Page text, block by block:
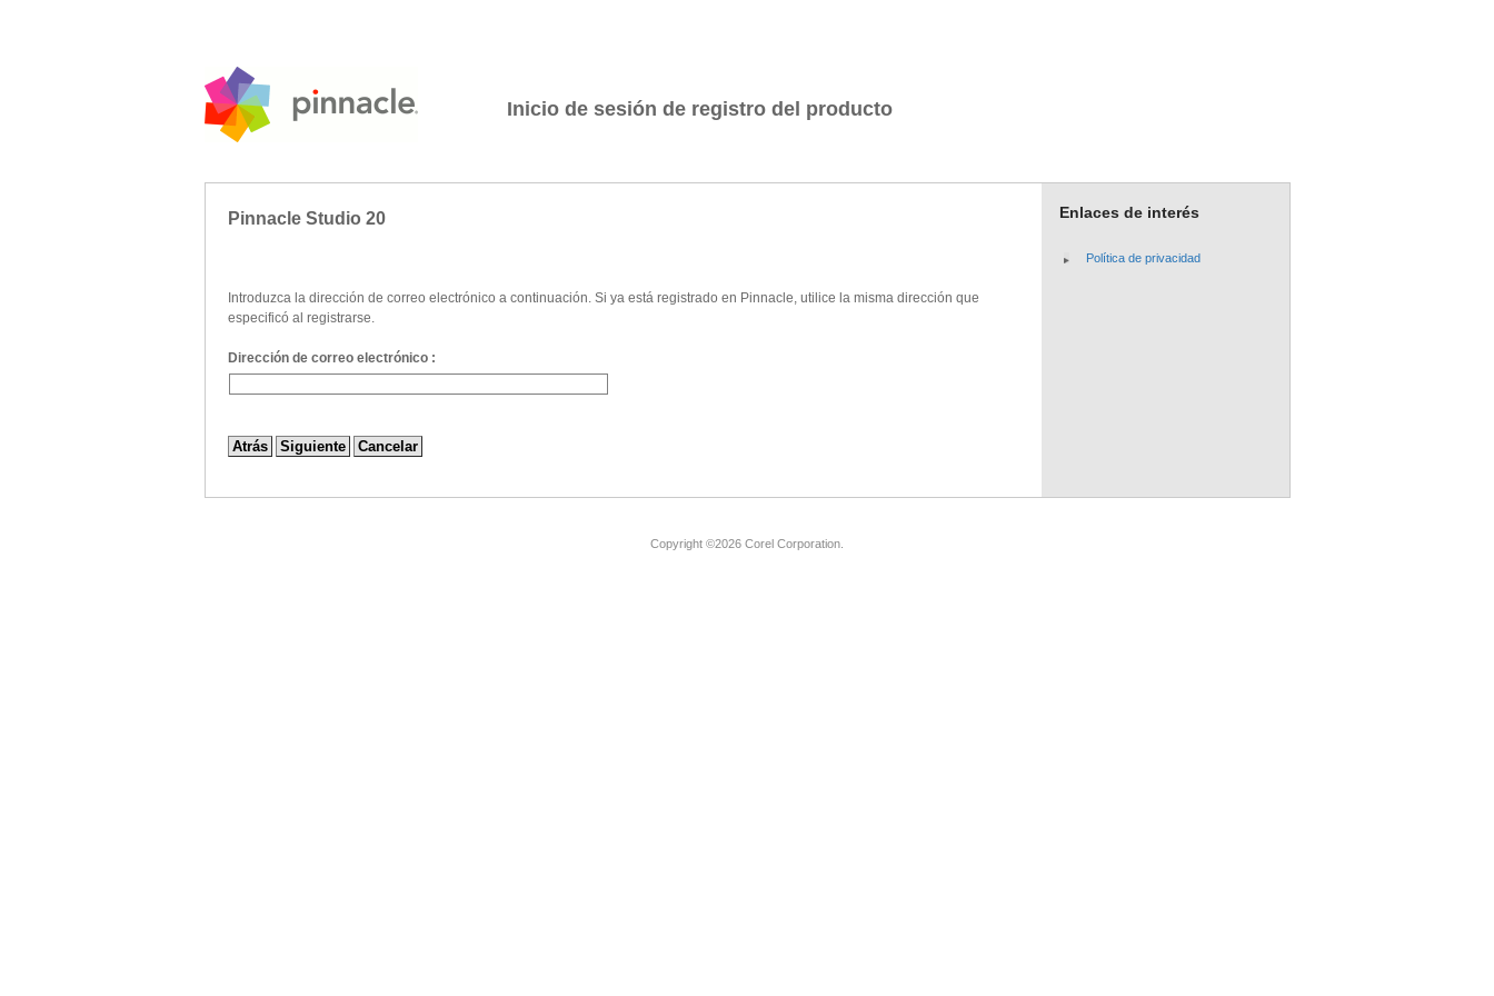
Inicio de sesión de registro del producto
Pinnacle Studio 20
Introduzca la dirección de correo electrónico a continuación. Si ya está registrado en Pinnacle, utilice la misma dirección que
especificó al registrarse.
Dirección de correo electrónico :
Enlaces de interés
Política de privacidad
Copyright ©2026 Corel Corporation.